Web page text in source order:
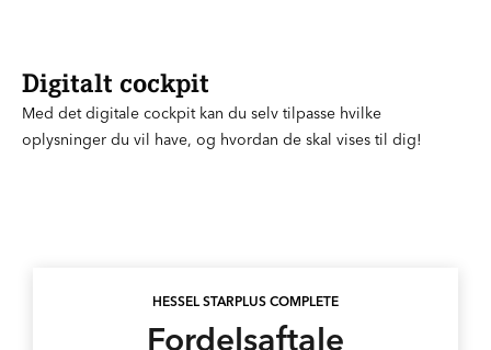
Digitalt cockpit
Med det digitale cockpit kan du selv tilpasse hvilke
oplysninger du vil have, og hvordan de skal vises til dig!
HESSEL STARPLUS COMPLETE
Fordelsaftale